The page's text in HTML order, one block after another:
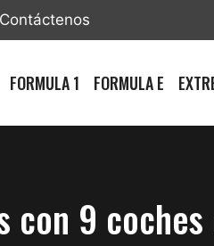
Contáctenos
FORMULA 1 FORMULA E
9